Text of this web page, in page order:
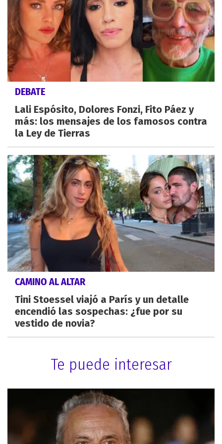
DEBATE
Lali Espósito, Dolores Fonzi, Fito Páez y
más: los mensajes de los famosos contra
la Ley de Tierras
CAMINO AL ALTAR
Tini Stoessel viajó a París y un detalle
encendió las sospechas: ¿fue por su
vestido de novia?
Te puede interesar